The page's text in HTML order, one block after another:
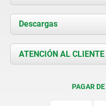
Acerca de nosotros
Novedades
Contacto
Descargas
Documents
ATENCIÓN AL CLIENTE
PAGAR